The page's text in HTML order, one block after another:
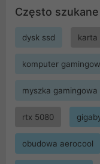
Często szukane
dysk ssd karta
komputer
myszka gamingowa
rtx 5080
obudowa aerocool